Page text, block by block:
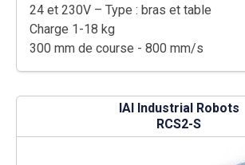
24 et 230V – Type : bras et table
Charge 1-18 kg
300 mm de course - 800 mm/s
IAI Industrial Robots
RCS2-S